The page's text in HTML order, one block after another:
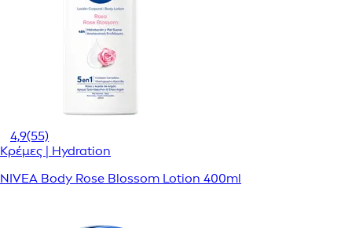
4,9(55)
Κρέμες | Hydration
NIVEA Body Rose Blossom Lotion 400ml